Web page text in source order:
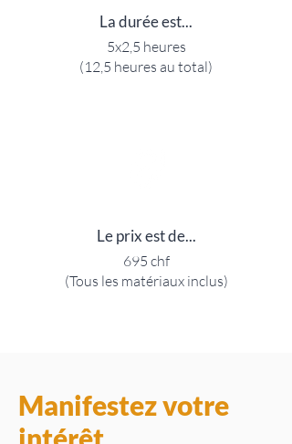
La durée est...
5x2,5 heures
(12,5 heures au total)
Le prix est de...
695 chf
(Tous les matériaux inclus)
Manifestez votre